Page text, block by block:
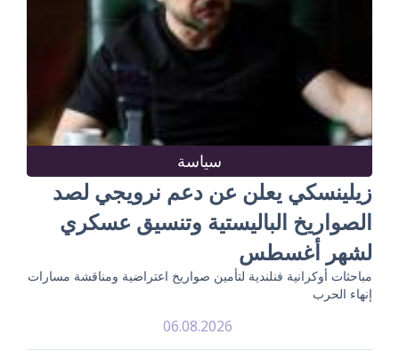
سياسة
زيلينسكي يعلن عن دعم نرويجي لصد
الصواريخ الباليستية وتنسيق عسكري
لشهر أغسطس
مباحثات أوكرانية فنلندية لتأمين صواريخ اعتراضية ومناقشة مسارات
إنهاء الحرب
06.08.2026